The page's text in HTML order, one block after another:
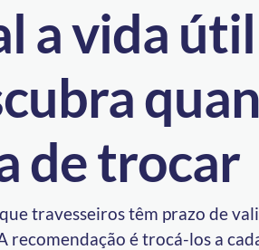
a vida
de trocar
travesseiros têm prazo de
recomendação é trocá-los a